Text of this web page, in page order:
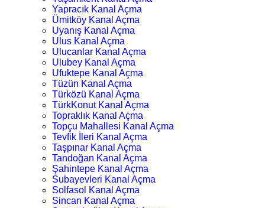
Yapracık Kanal Açma
Ümitköy Kanal Açma
Uyanış Kanal Açma
Ulus Kanal Açma
Ulucanlar Kanal Açma
Ulubey Kanal Açma
Ufuktepe Kanal Açma
Tüzün Kanal Açma
Türközü Kanal Açma
TürkKonut Kanal Açma
Topraklık Kanal Açma
Topçu Mahallesi Kanal Açma
Tevfik İleri Kanal Açma
Taşpınar Kanal Açma
Tandoğan Kanal Açma
Şahintepe Kanal Açma
Subayevleri Kanal Açma
Solfasol Kanal Açma
Sincan Kanal Açma